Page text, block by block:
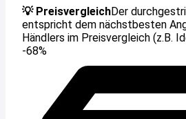
💡 PreisvergleichDer
entspricht dem nächstbesten
Händlers im Preisvergleich (z.B.
-68%